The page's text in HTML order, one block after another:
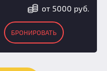
от 5000 руб.
БРОНИРОВАТЬ